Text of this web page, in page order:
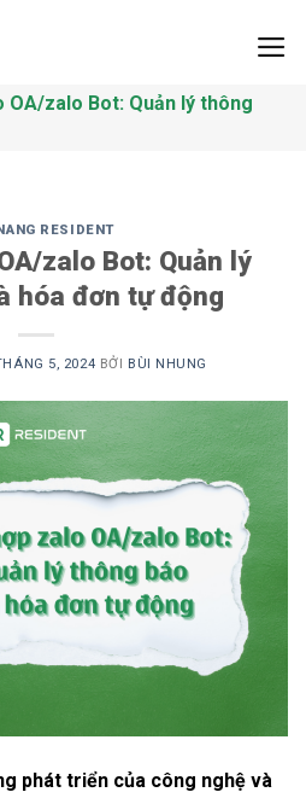
OA/zalo Bot: Quản lý thông
RESIDENT
zalo Bot: Quản lý
hóa đơn tự động
5, 2024 BỞI BÙI NHUNG
phát triển của công nghệ và